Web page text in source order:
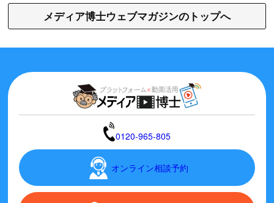
メディア博士ウェブマガジンのトップへ
0120-965-805
オンライン相談予約